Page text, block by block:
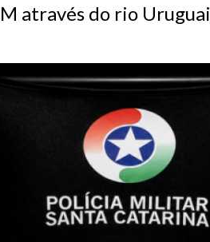
através do rio